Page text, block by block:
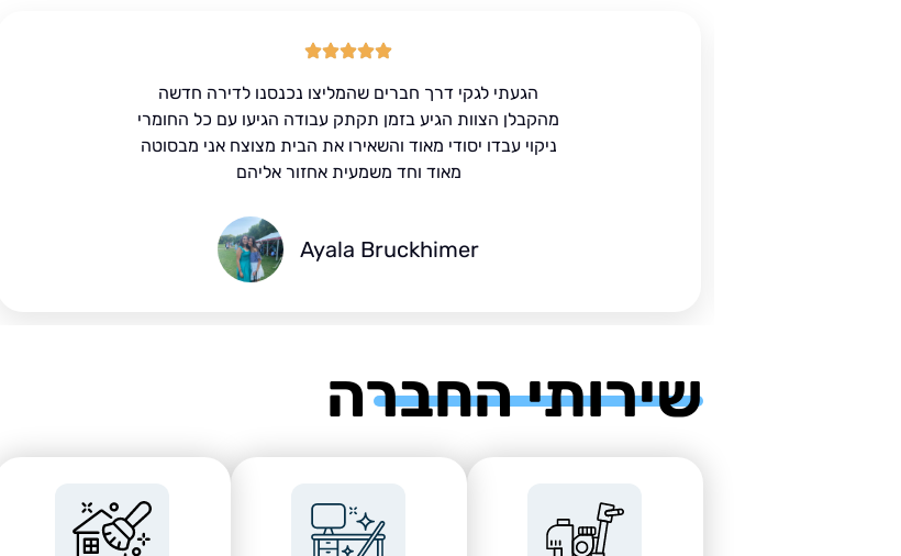
הגעתי לגקי דרך חברים שהמליצו נכנסנו לדירה חדשה
מהקבלן הצוות הגיע בזמן תקתק עבודה הגיעו עם כל החומרי
ניקוי עבדו יסודי מאוד והשאירו את הבית מצוצח אני מבסוטה
מאוד וחד משמעית אחזור אליהם
Ayala Bruckhimer
שירותי החברה